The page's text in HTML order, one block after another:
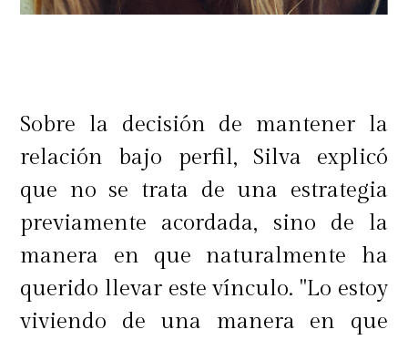
Sobre la decisión de mantener la
relación bajo perfil, Silva explicó
que no se trata de una estrategia
previamente acordada, sino de la
manera en que naturalmente ha
querido llevar este vínculo. "Lo estoy
viviendo de una manera en que